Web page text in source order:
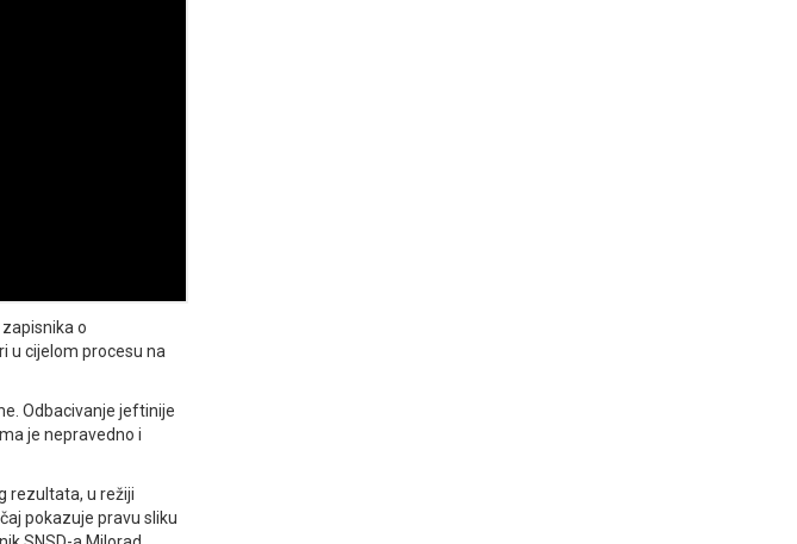
o
u cijelom procesu na
Odbacivanje jeftinije
je nepravedno i
rezultata, u režiji
pokazuje pravu sliku